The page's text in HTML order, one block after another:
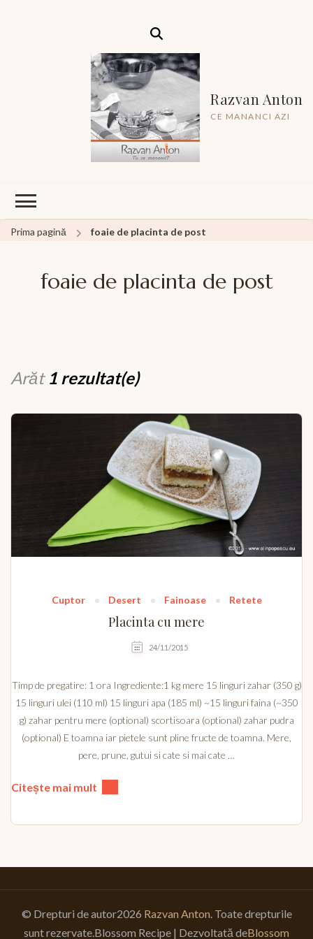
Razvan Anton
CE MANANCI AZI
Prima pagină foaie de placinta de post
foaie de placinta de post
Arăt 1 rezultat(e)
Cuptor Desert Fainoase Retete
Placinta cu mere
24/11/2015
Timp de pregatire: 1 ora Ingrediente:1 kg mere 15 linguri zahar (350 g)
15 linguri ulei (110 ml) 15 linguri apa (185 ml) ~15 linguri faina (~350
g) zahar pentru mere (optional) scortisoara (optional) zahar pudra
(optional) E toamna iar pietele sunt pline fructe de toamna. Mere,
pere, prune, gutui si cate si mai cate …
Citește mai mult
© Drepturi de autor2026 Razvan Anton. Toate drepturile
sunt rezervate.Blossom Recipe | Dezvoltată deBlossom